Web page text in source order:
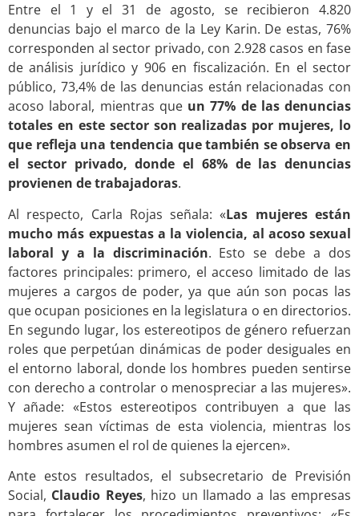
Entre el 1 y el 31 de agosto, se recibieron 4.820
denuncias bajo el marco de la Ley Karin. De estas, 76%
corresponden al sector privado, con 2.928 casos en fase
de análisis jurídico y 906 en fiscalización. En el sector
público, 73,4% de las denuncias están relacionadas con
acoso laboral, mientras queun 77% de las denuncias
totales en este sector son realizadas por mujeres, lo
que refleja una tendencia que también se observa en
el sector privado, donde el 68% de las denuncias
provienen de trabajadoras.
Al respecto, Carla Rojas señala: «Las mujeres están
mucho más expuestas a la violencia, al acoso sexual
laboral y a la discriminación. Esto se debe a dos
factores principales: primero, el acceso limitado de las
mujeres a cargos de poder, ya que aún son pocas las
que ocupan posiciones en la legislatura o en directorios.
En segundo lugar, los estereotipos de género refuerzan
roles que perpetúan dinámicas de poder desiguales en
el entorno laboral, donde los hombres pueden sentirse
con derecho a controlar o menospreciar a las mujeres».
Y añade: «Estos estereotipos contribuyen a que las
mujeres sean víctimas de esta violencia, mientras los
hombres asumen el rol de quienes la ejercen».
Ante estos resultados, el subsecretario de Previsión
Social, Claudio Reyes, hizo un llamado a las empresas